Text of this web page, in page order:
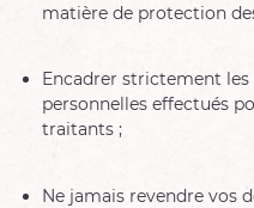
matière de protection
Encadrer strictement
personnelles effectués
traitants ;
Ne jamais revendre vos